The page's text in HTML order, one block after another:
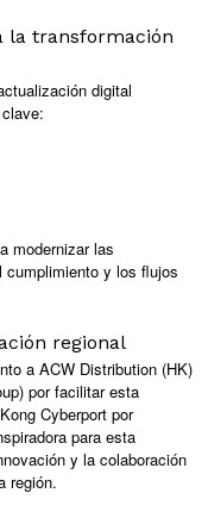
la transformación
digital
modernizar las
cumplimiento y los flujos
regional
a ACW Distribution (HK)
por facilitar esta
Cyberport por
para esta
y la colaboración
región.